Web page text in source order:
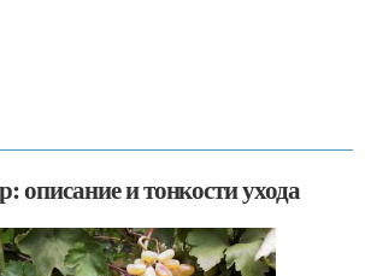
описание и тонкости ухода